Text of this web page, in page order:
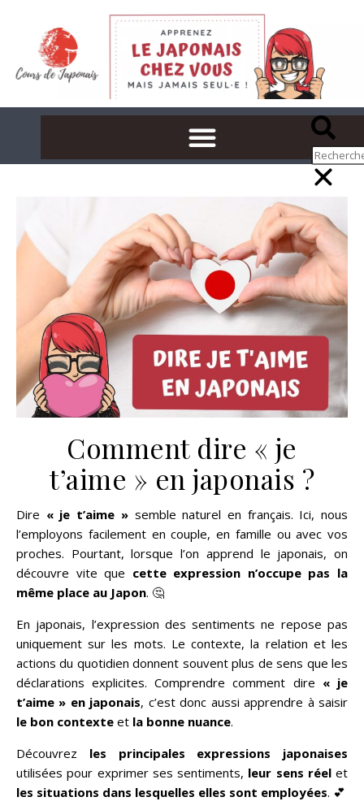
Comment dire « je
t’aime » en japonais ?
Dire « je t’aime »semble naturel en français. Ici, nous
l’employons facilement en couple, en famille ou avec vos
proches. Pourtant, lorsque l’on apprend le japonais, on
découvre vite que cette expression n’occupe pas la
même place au Japon. 🤔
En japonais, l’expression des sentiments ne repose pas
uniquement sur les mots. Le contexte, la relation et les
actions du quotidien donnent souvent plus de sens que les
déclarations explicites. Comprendre comment dire « je
t’aime » en japonais, c’est donc aussi apprendre à saisir
le bon contexte et la bonne nuance.
Découvrez les principales expressions japonaises
utilisées pour exprimer ses sentiments, leur sens réelet
les situations dans lesquelles elles sont employées. 💕